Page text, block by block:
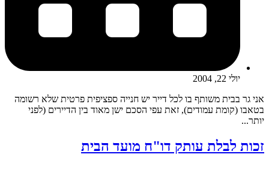
יולי 22, 2004
אני גר בבית משותף בו לכל דייר יש חנייה ספציפית פרטית שלא רשומה
בטאבו (קומת עמודים), זאת עפי הסכם ישן מאוד בין הדיירים (לפני
יותר...
זכות לבלת עותק דו"ח מועד הבית